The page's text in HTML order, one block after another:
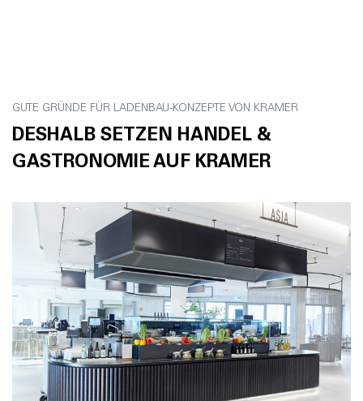
GUTE GRÜNDE FÜR LADENBAU-KONZEPTE VON KRAMER
DESHALB SETZEN HANDEL &
GASTRONOMIE AUF KRAMER